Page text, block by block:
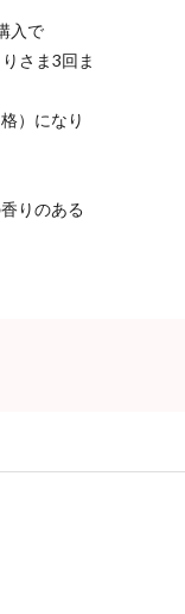
入で
さま3回ま
）になり
りのある